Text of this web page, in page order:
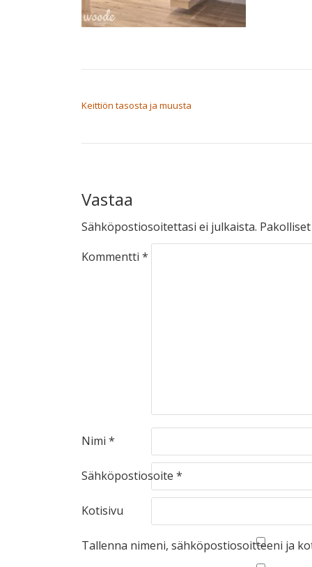
Keittiön tasosta ja muusta
Vastaa
Sähköpostiosoitettasi ei julkaista.
Kommentti *
Nimi *
Sähköpostiosoite *
Kotisivu
Tallenna nimeni, sähköpostiosoitteeni ja